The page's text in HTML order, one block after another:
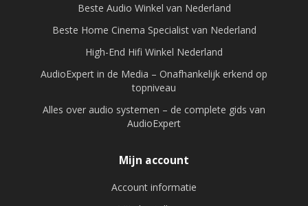
Beste Audio Winkel van Nederland
Beste Home Cinema Specialist van Nederland
High-End Hifi Winkel Nederland
AudioExpert in de Media – Onafhankelijk erkend op
topniveau
Alles over audio systemen – de complete gids van
AudioExpert
Mijn account
Account informatie